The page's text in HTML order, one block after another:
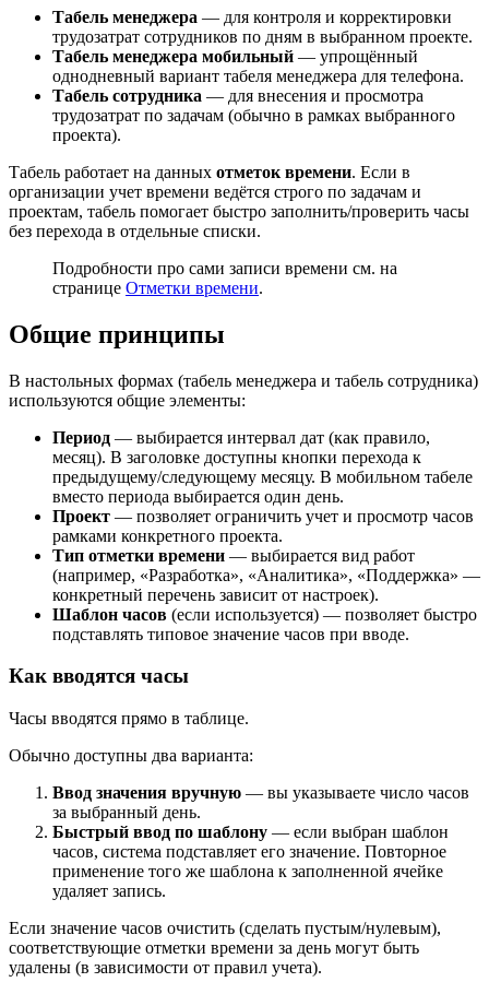
Табель менеджера — для контроля и корректировки
трудозатрат сотрудников по дням в выбранном проекте.
Табель менеджера мобильный — упрощённый
однодневный вариант табеля менеджера для телефона.
Табель сотрудника — для внесения и просмотра
трудозатрат по задачам (обычно в рамках выбранного
проекта).
Табель работает на данных отметок времени. Если в
организации учет времени ведётся строго по задачам и
проектам, табель помогает быстро заполнить/проверить часы
без перехода в отдельные списки.
Подробности про сами записи времени см. на
странице Отметки времени.
Общие принципы
В настольных формах (табель менеджера и табель сотрудника)
используются общие элементы:
Период — выбирается интервал дат (как правило,
месяц). В заголовке доступны кнопки перехода к
предыдущему/следующему месяцу. В мобильном табеле
вместо периода выбирается один день.
Проект — позволяет ограничить учет и просмотр часов
рамками конкретного проекта.
Тип отметки времени — выбирается вид работ
(например, «Разработка», «Аналитика», «Поддержка» —
конкретный перечень зависит от настроек).
Шаблон часов (если используется) — позволяет быстро
подставлять типовое значение часов при вводе.
Как вводятся часы
Часы вводятся прямо в таблице.
Обычно доступны два варианта:
Ввод значения вручную — вы указываете число часов
за выбранный день.
Быстрый ввод по шаблону — если выбран шаблон
часов, система подставляет его значение. Повторное
применение того же шаблона к заполненной ячейке
удаляет запись.
Если значение часов очистить (сделать пустым/нулевым),
соответствующие отметки времени за день могут быть
удалены (в зависимости от правил учета).